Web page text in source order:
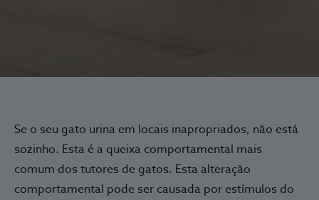
Se o seu gato urina em locais inapropriados, não está
sozinho. Esta é a queixa comportamental mais
comum dos tutores de gatos. Esta alteração
comportamental pode ser causada por estímulos do